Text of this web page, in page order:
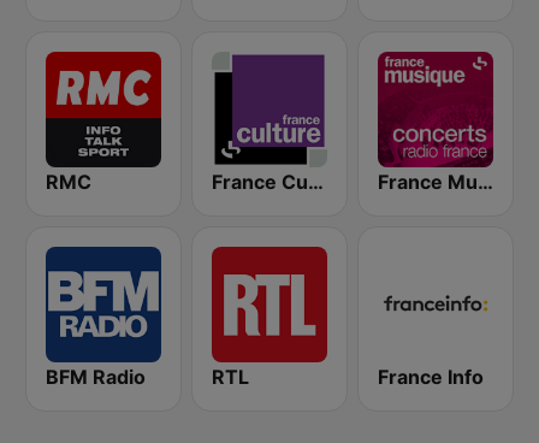
RMC France Culture France Musique Concerts de Radio France
BFM Radio RTL France Info